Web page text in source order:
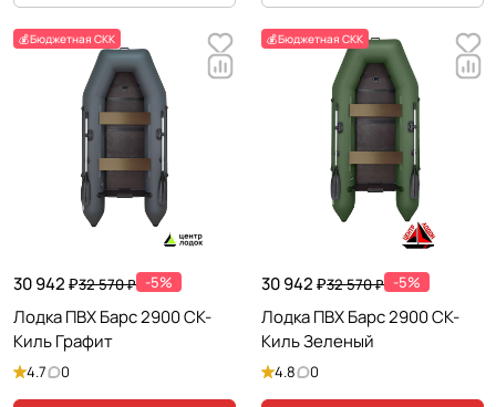
💰Бюджетная СКК
30 942 ₽32 570 ₽ -5%
Лодка ПВХ Барс 2900 СК-
Киль Графит
4.7 0
💰Бюджетная СКК
30 942 ₽32 570 ₽ -5%
Лодка ПВХ Барс 2900 СК-
Киль Зеленый
4.8 0